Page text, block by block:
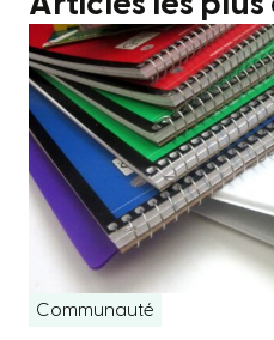
Communauté